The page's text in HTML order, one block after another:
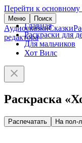
Перейти к основному
Меню Поиск
АудиосказкиСказки
редактора
Главная
Раскраски для
Для мальчиков
Хот Вилс
Раскраска
Распечатать На пол-